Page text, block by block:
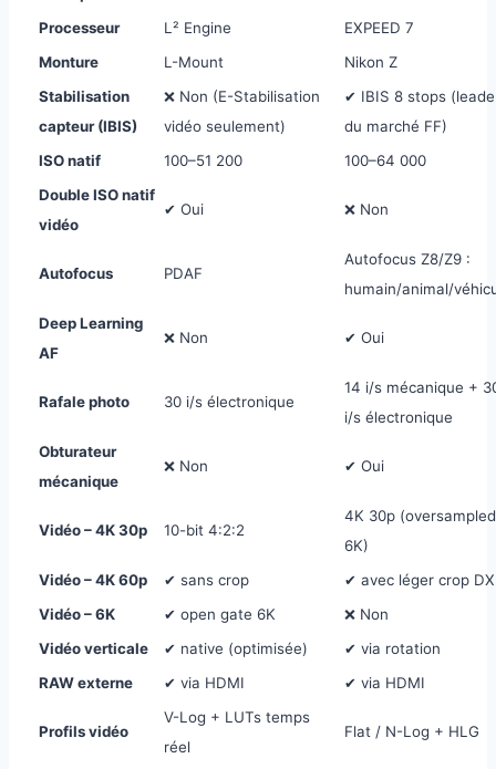
Processeur
L² Engine
EXPEED 7
Monture
L-Mount
Nikon Z
Stabilisation
capteur (IBIS)
❌ Non (E-Stabilisation
vidéo seulement)
✔ IBIS 8 stops
du marché FF)
ISO natif
100–51 200
100–64 000
Double ISO natif
vidéo
✔ Oui ❌ Non
Autofocus PDAF
Autofocus Z8/Z9 :
humain/animal/
Deep Learning
AF
❌ Non ✔ Oui
Rafale photo 30 i/s électronique
14 i/s mécanique +
i/s électronique
Obturateur
mécanique
❌ Non ✔ Oui
Vidéo – 4K 30p 10-bit 4:2:2
4K 30p (oversampled
6K)
Vidéo – 4K 60p
✔ sans crop
✔ avec léger crop DX
Vidéo – 6K
✔ open gate 6K
❌ Non
Vidéo verticale
✔ native (optimisée)
✔ via rotation
RAW externe
✔ via HDMI ✔ via HDMI
Profils vidéo
V-Log + LUTs temps
réel
Flat / N-Log + HLG